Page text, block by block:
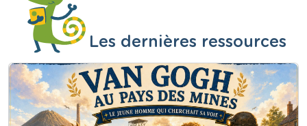
Les dernières ressources